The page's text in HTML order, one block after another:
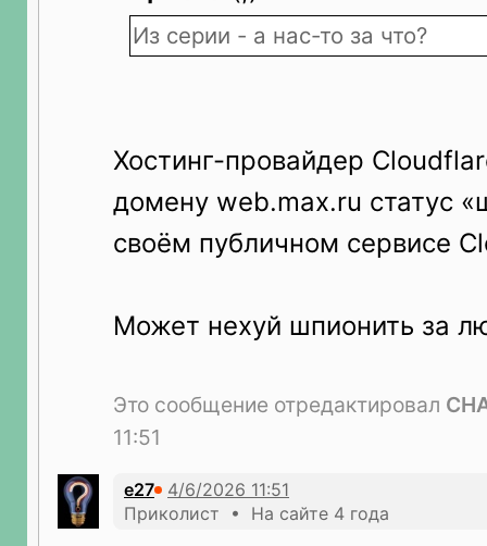
Из серии - а нас-то за что?
Хостинг-провайдер
домену web.max.ru статус
своём публичном сервисе
Может нехуй шпионить за
Это сообщение отредактировал
11:51
е27
Приколист • На сайте 4 года